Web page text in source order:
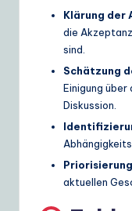
Klärung der
die
sind.
Schätzung
Einigung
Diskussion.
aktuellen